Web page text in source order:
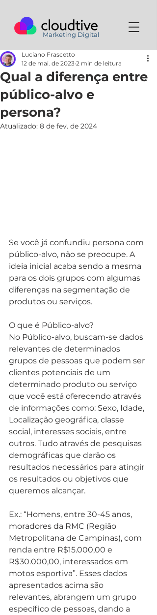
Marketing Digital
Qual a diferença entre
público-alvo e
persona?
Luciano Frascetto
12 de mai. de 2023 2 min de leitura
Atualizado: 8 de fev. de 2024
Se você já confundiu persona com
público-alvo, não se preocupe. A
ideia inicial acaba sendo a mesma
para os dois grupos com algumas
diferenças na segmentação de
produtos ou serviços.
O que é Público-alvo?
No Público-alvo, buscam-se dados
relevantes de determinados
grupos de pessoas que podem ser
clientes potenciais de um
determinado produto ou serviço
que você está oferecendo através
de informações como: Sexo, Idade,
Localização geográfica, classe
social, interesses sociais, entre
outros. Tudo através de pesquisas
demográficas que darão os
resultados necessários para atingir
os resultados ou objetivos que
queremos alcançar.
Ex.: “Homens, entre 30-45 anos,
moradores da RMC (Região
Metropolitana de Campinas), com
renda entre R$15.000,00 e
R$30.000,00, interessados em
motos esportiva”. Esses dados
apresentados acima são
relevantes, abrangem um grupo
específico de pessoas, dando a